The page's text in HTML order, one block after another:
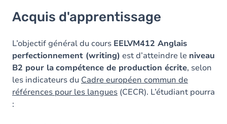
Objectifs
Contenu
Exercices
Acquis d'apprentissage
L’objectif général du cours EELVM412 Anglais
perfectionnement (writing) est d’atteindre le niveau
B2 pour lacompétence de production écrite, selon
les indicateurs du Cadre européen commun de
références pour les langues (CECR). L’étudiant pourra
: